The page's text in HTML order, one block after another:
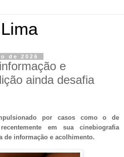
de 2026
e
ainda desafia
por casos como o de
em sua cinebiografia
de informação e acolhimento.